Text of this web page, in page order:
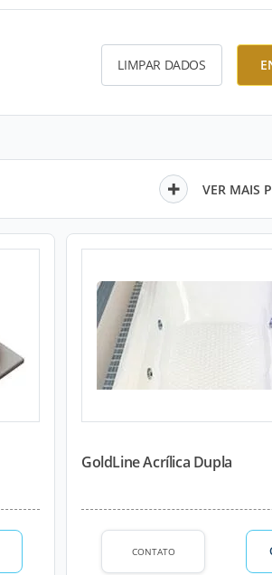
LIMPAR DADOS
VER MAIS
GoldLine Acrílica Dupla
CONTATO